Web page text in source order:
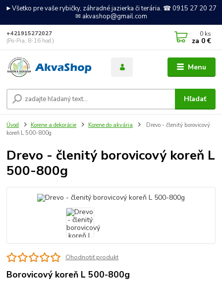
►Všetko pre vaše rybičky, záhradné jazierka či terária. ☎ 0915 27 20 27
✉ akvashop@gmail.com
Menu
Hľadať
+421915272027
(Po-Pia, 8-16 hod.)
0 ks
za 0 €
Úvod Korene a dekorácie Korene do akvária
Drevo - členitý borovicový
koreň L 500-800g
Drevo - členitý borovicový koreň L
500-800g
Ohodnotiť produkt
Borovicový koreň L 500-800g